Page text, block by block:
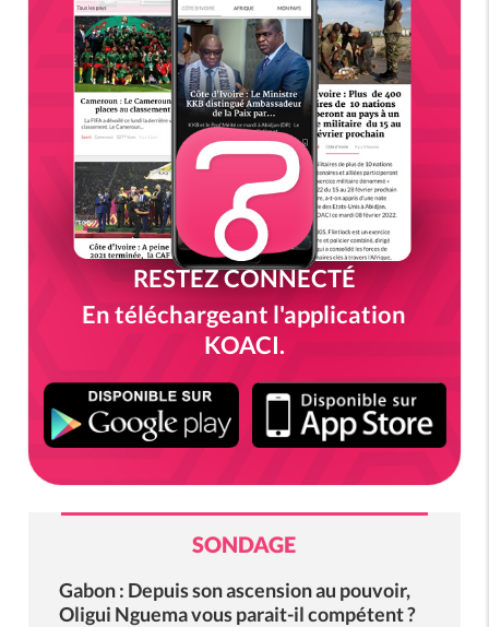
RESTEZ CONNECTÉ
En téléchargeant l'application
KOACI.
SONDAGE
Gabon : Depuis son ascension au pouvoir,
Oligui Nguema vous parait-il compétent ?